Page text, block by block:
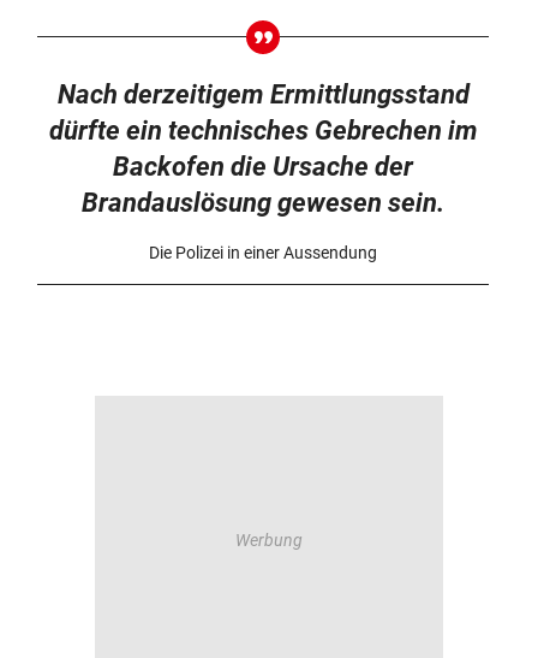
Nach derzeitigem Ermittlungsstand
dürfte ein technisches Gebrechen im
Backofen die Ursache der
Brandauslösung gewesen sein.
Die Polizei in einer Aussendung